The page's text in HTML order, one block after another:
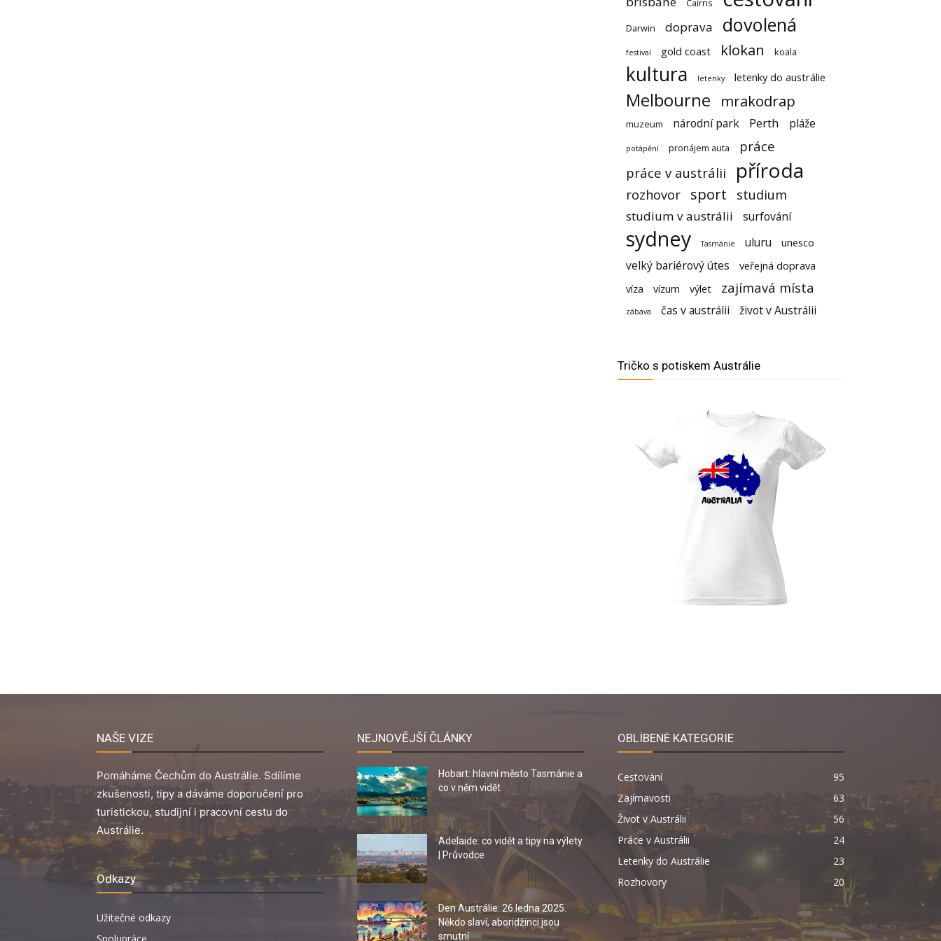
Cairns
Darwin doprava dovolená
festival gold coast klokan koala
kultura letenky letenky do austrálie
Melbourne mrakodrap
muzeum národní park Perth pláže
potápění pronájem auta
práce
práce v austrálii
příroda
rozhovor sport studium
studium v austrálii surfování
sydney Tasmánie uluru unesco
velký bariérový útes
veřejná doprava
víza
vízum výlet zajímavá místa
zábava čas v austrálii život v Austrálii
Tričko s potiskem Austrálie
NAŠE VIZE
Pomáháme Čechům do Austrálie. Sdílíme
zkušenosti, tipy a dáváme doporučení pro
turistickou, studijní i pracovní cestu do
Austrálie.
Odkazy
Užitečné odkazy
NEJNOVĚJŠÍ ČLÁNKY
Hobart: hlavní město Tasmánie a
co v něm vidět
Adelaide: co vidět a tipy na výlety
| Průvodce
Den Austrálie: 26.ledna 2025.
Někdo slaví, aboridžinci jsou
smutní
OBLÍBENÉ KATEGORIE
Cestování
95
Zajímavosti
63
Život v Austrálii
56
Práce v Austrálii
24
Letenky do Austrálie
23
Rozhovory
20